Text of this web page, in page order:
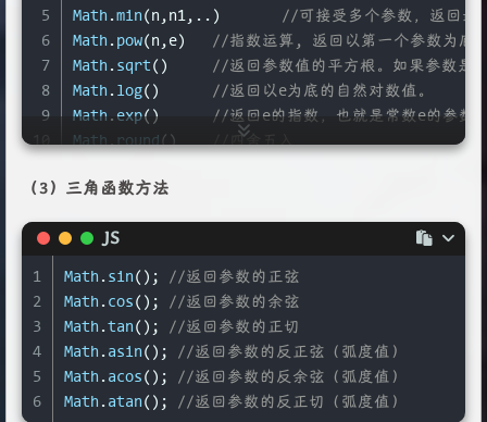
5
6
7
8
9
Math . min
//可接受多个参数，返回最
Math . pow
//指数运算, 返回以第一个参数为底
Math . sqrt
//返回参数值的平方根。如果参数是
Math . log
//返回以e为底的自然对数值。
Math . exp
//返回e的指数，也就是常数e的参数
Math
round
//四舍五入
（3）三角函数方法
JS
1
2
3
4
5
6
Math . sin (); //返回参数的正弦
Math . cos (); //返回参数的余弦
Math .tan (); //返回参数的正切
Math . asin (); //返回参数的反正弦（弧度值）
Math . acos (); //返回参数的反余弦（弧度值）
Math . atan (); //返回参数的反正切（弧度值）